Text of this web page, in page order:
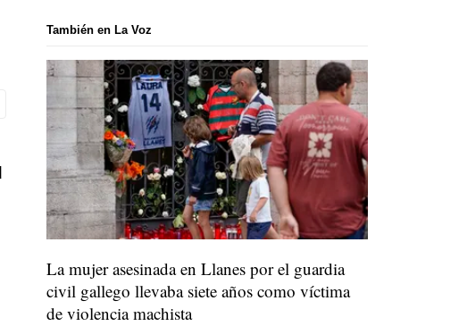
También en La Voz
La mujer asesinada en Llanes por el guardia
civil gallego llevaba siete años como víctima
de violencia machista